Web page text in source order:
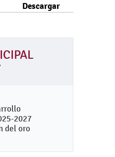
Descargar
2027
del oro